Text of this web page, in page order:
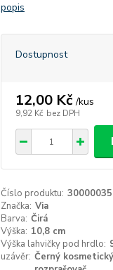
popis
Dostupnost
12,00 Kč /kus
9,92 Kč bez DPH
Číslo produktu: 30000035
Značka: Via
Barva: Čirá
Výška: 10,8 cm
Výška lahvičky pod hrdlo:
uzávěr: Černý kosmetický